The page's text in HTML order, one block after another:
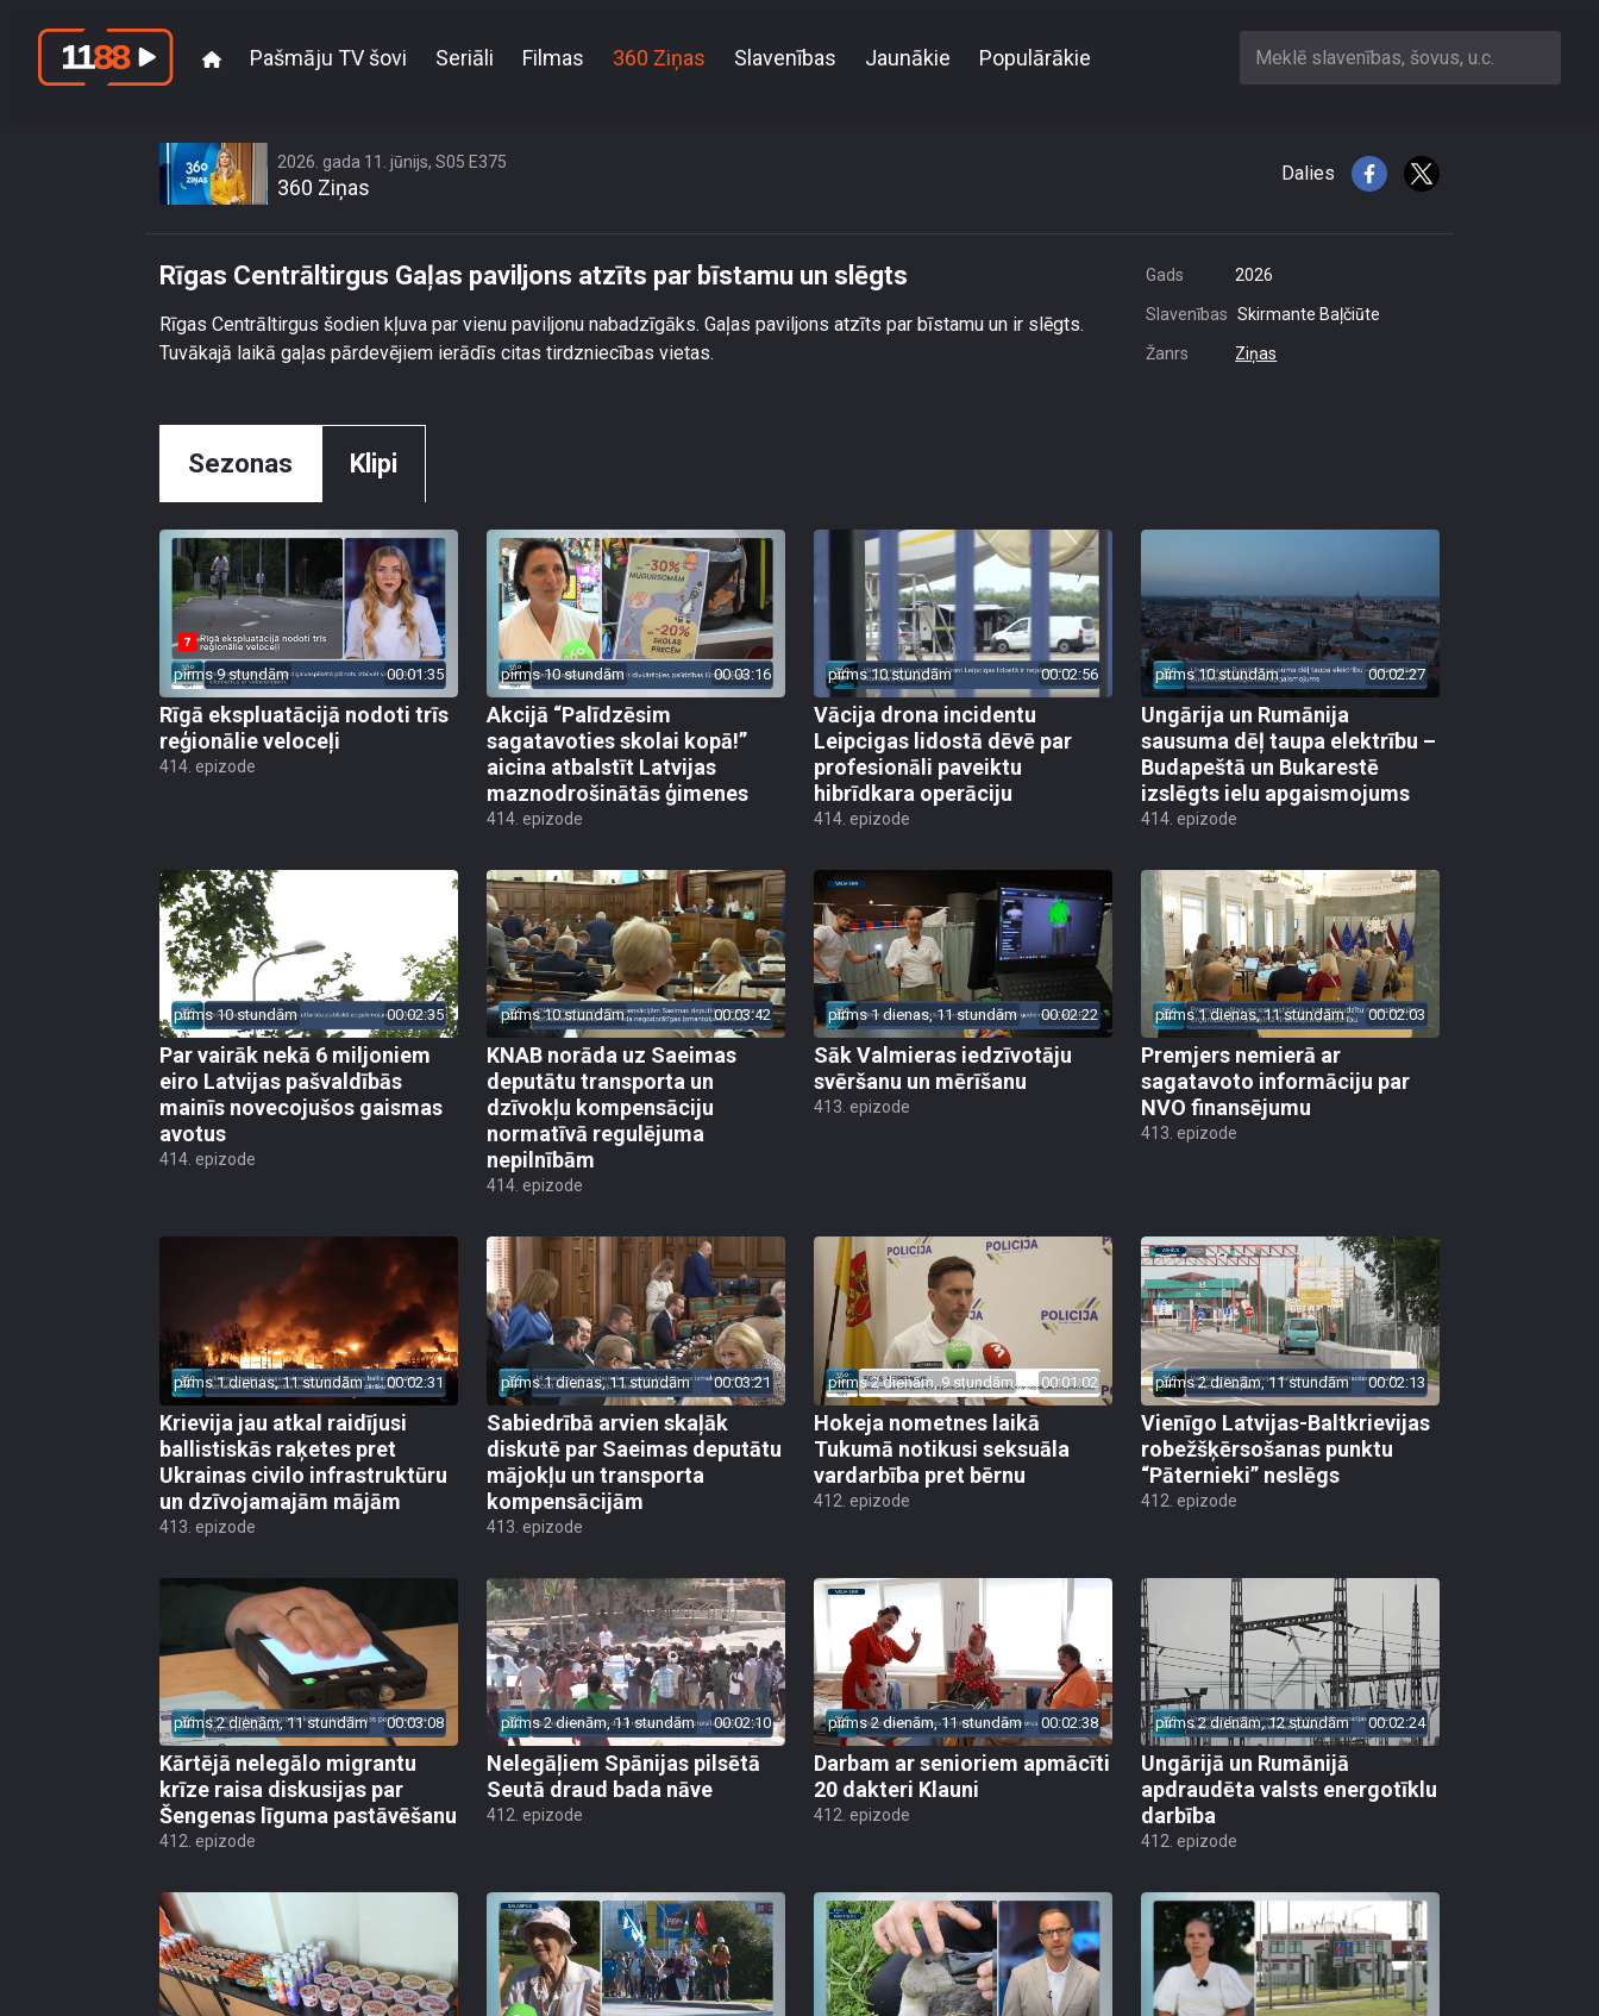
Pašmāju TV šovi Seriāli Filmas 360 Ziņas Slavenības Jaunākie Populārākie Meklē slavenības, šovus, u.c.
2026. gada 11. jūnijs, S05 E375
360 Ziņas
Dalies
Rīgas Centrāltirgus Gaļas paviljons atzīts par bīstamu un slēgts
Rīgas Centrāltirgus šodien kļuva par vienu paviljonu nabadzīgāks. Gaļas paviljons atzīts par bīstamu un ir slēgts.
Tuvākajā laikā gaļas pārdevējiem ierādīs citas tirdzniecības vietas.
Gads 2026
Slavenības Skirmante Baļčiūte
Žanrs Ziņas
Sezonas Klipi
pirms 9 stundām 00:01:35
Rīgā ekspluatācijā nodoti trīs
reģionālie veloceļi
414. epizode
pirms 10 stundām 00:03:16
Akcijā “Palīdzēsim
sagatavoties skolai kopā!”
aicina atbalstīt Latvijas
maznodrošinātās ģimenes
414. epizode
pirms 10 stundām 00:02:56
Vācija drona incidentu
Leipcigas lidostā dēvē par
profesionāli paveiktu
hibrīdkara operāciju
414. epizode
pirms 10 stundām 00:02:27
Ungārija un Rumānija
sausuma dēļ taupa elektrību –
Budapeštā un Bukarestē
izslēgts ielu apgaismojums
414. epizode
pirms 10 stundām 00:02:35
Par vairāk nekā 6 miljoniem
eiro Latvijas pašvaldībās
mainīs novecojušos gaismas
avotus
414. epizode
pirms 10 stundām 00:03:42
KNAB norāda uz Saeimas
deputātu transporta un
dzīvokļu kompensāciju
normatīvā regulējuma
nepilnībām
414. epizode
pirms 1 dienas, 11 stundām 00:02:22
Sāk Valmieras iedzīvotāju
svēršanu un mērīšanu
413. epizode
pirms 1 dienas, 11 stundām 00:02:03
Premjers nemierā ar
sagatavoto informāciju par
NVO finansējumu
413. epizode
pirms 1 dienas, 11 stundām 00:02:31
Krievija jau atkal raidījusi
ballistiskās raķetes pret
Ukrainas civilo infrastruktūru
un dzīvojamajām mājām
413. epizode
pirms 1 dienas, 11 stundām 00:03:21
Sabiedrībā arvien skaļāk
diskutē par Saeimas deputātu
mājokļu un transporta
kompensācijām
413. epizode
pirms 2 dienām, 9 stundām 00:01:02
Hokeja nometnes laikā
Tukumā notikusi seksuāla
vardarbība pret bērnu
412. epizode
pirms 2 dienām, 11 stundām 00:02:13
Vienīgo Latvijas-Baltkrievijas
robežšķērsošanas punktu
“Pāternieki” neslēgs
412. epizode
pirms 2 dienām, 11 stundām 00:03:08
Kārtējā nelegālo migrantu
krīze raisa diskusijas par
Šengenas līguma pastāvēšanu
412. epizode
pirms 2 dienām, 11 stundām 00:02:10
Nelegāļiem Spānijas pilsētā
Seutā draud bada nāve
412. epizode
pirms 2 dienām, 11 stundām 00:02:38
Darbam ar senioriem apmācīti
20 dakteri Klauni
412. epizode
pirms 2 dienām, 12 stundām 00:02:24
Ungārijā un Rumānijā
apdraudēta valsts energotīklu
darbība
412. epizode